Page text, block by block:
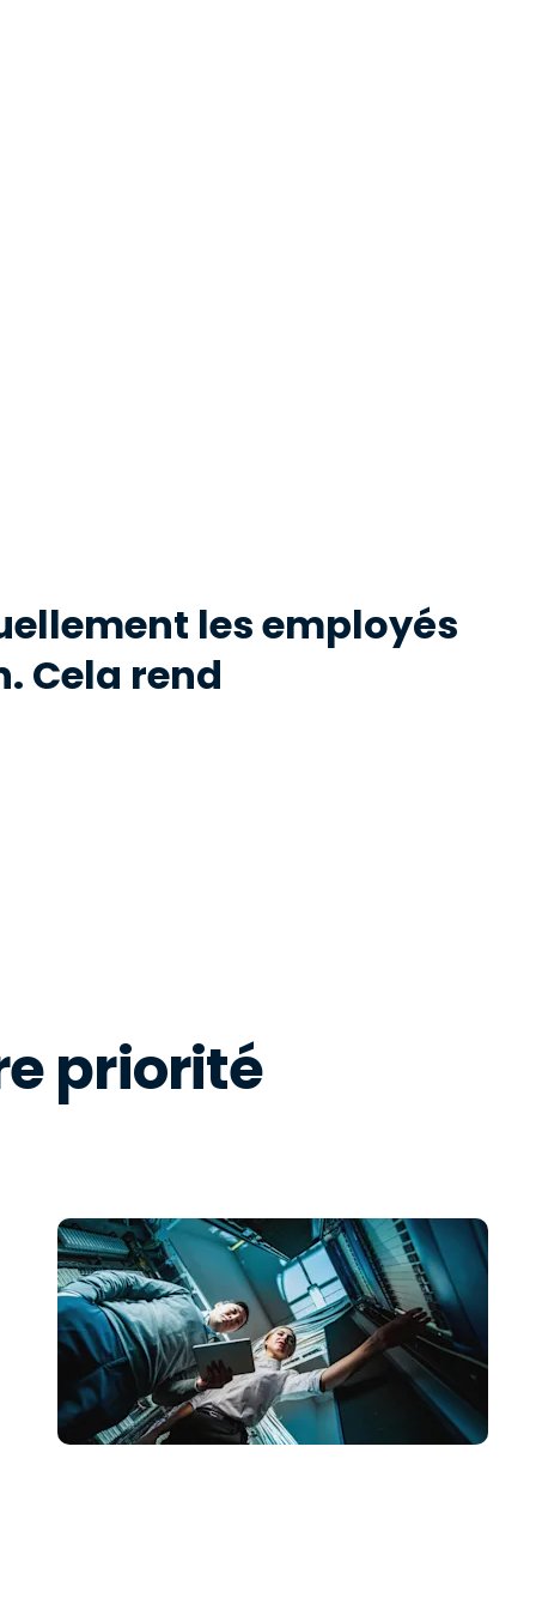
les employés
Cela rend
priorité